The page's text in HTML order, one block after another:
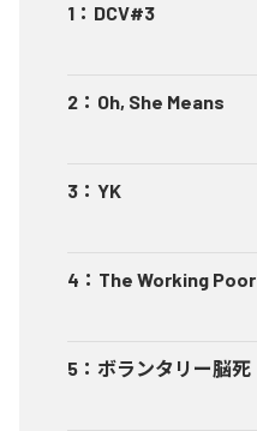
1 ： DCV#3
2 ： Oh, She Means
3 ： YK
4 ： The Working Poor
5 ： ボランタリー脳死